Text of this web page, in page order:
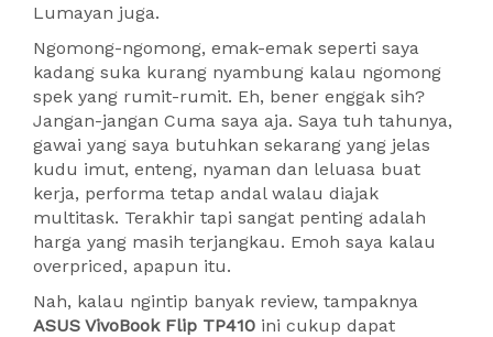
Lumayan juga.
Ngomong-ngomong, emak-emak seperti saya
kadang suka kurang nyambung kalau ngomong
spek yang rumit-rumit. Eh, bener enggak sih?
Jangan-jangan Cuma saya aja. Saya tuh tahunya,
gawai yang saya butuhkan sekarang yang jelas
kudu imut, enteng, nyaman dan leluasa buat
kerja, performa tetap andal walau diajak
multitask. Terakhir tapi sangat penting adalah
harga yang masih terjangkau. Emoh saya kalau
overpriced, apapun itu.
Nah, kalau ngintip banyak review, tampaknya
ASUS VivoBook Flip TP410 ini cukup dapat